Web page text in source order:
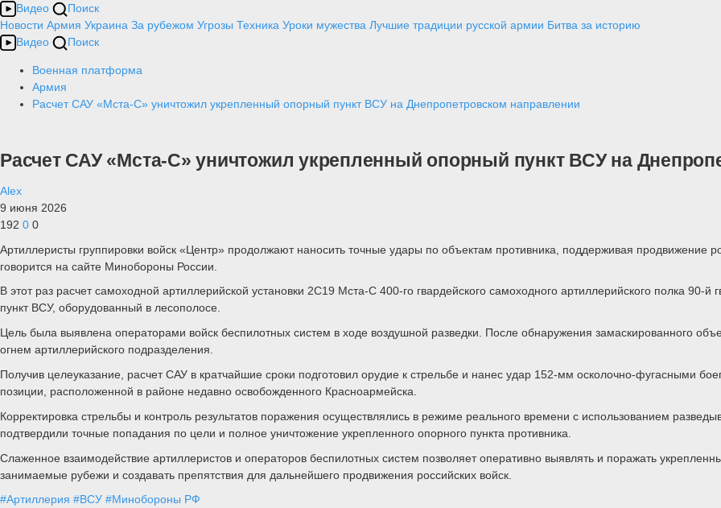
Видео
Поиск
Новости Армия Украина За рубежом Угрозы Техника Уроки мужества Лучшие традиции русской армии Битва за историю
Видео
Поиск
Военная платформа
Армия
Расчет САУ «Мста-С» уничтожил укрепленный опорный пункт ВСУ на Днепропетровском направлении
Расчет САУ «Мста-С» уничтожил укрепленный опорный пункт ВСУ на
Alex
9 июня 2026
192 0 0
Артиллеристы группировки войск «Центр» продолжают наносить точные удары по объектам противника, поддерживая продвижение
говорится на сайте Минобороны России.
В этот раз расчет самоходной артиллерийской установки 2С19 Мста-С 400-го гвардейского самоходного артиллерийского полка 90-
пункт ВСУ, оборудованный в лесополосе.
Цель была выявлена операторами войск беспилотных систем в ходе воздушной разведки. После обнаружения замаскированного
огнем артиллерийского подразделения.
Получив целеуказание, расчет САУ в кратчайшие сроки подготовил орудие к стрельбе и нанес удар 152-мм осколочно-фугасными
позиции, расположенной в районе недавно освобожденного Красноармейска.
Корректировка стрельбы и контроль результатов поражения осуществлялись в режиме реального времени с использованием
подтвердили точные попадания по цели и полное уничтожение укрепленного опорного пункта противника.
Слаженное взаимодействие артиллеристов и операторов беспилотных систем позволяет оперативно выявлять и поражать
занимаемые рубежи и создавать препятствия для дальнейшего продвижения российских войск.
#Артиллерия #ВСУ #Минобороны РФ